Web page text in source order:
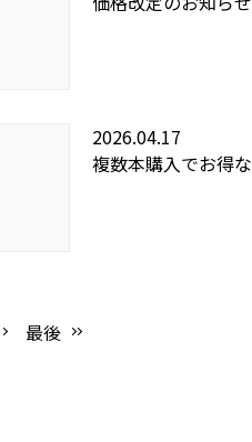
2026.04.17
複数本購入でお得
最後